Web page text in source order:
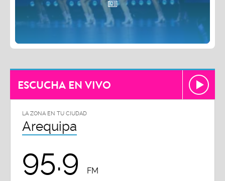
ESCUCHA EN VIVO
LA ZONA EN TU CIUDAD
Arequipa
95.9 FM